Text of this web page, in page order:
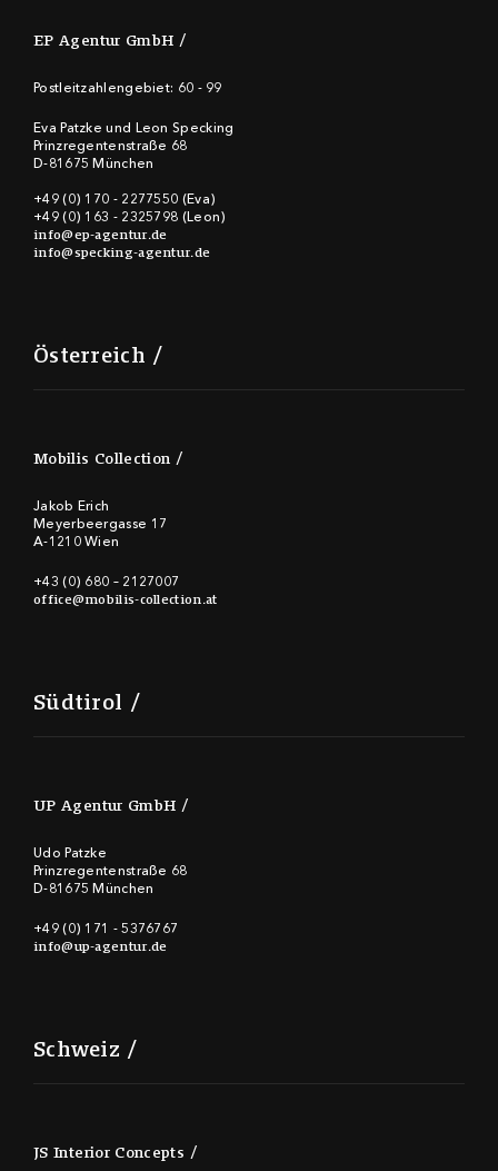
EP Agentur GmbH
Postleitzahlengebiet: 60 - 99
Eva Patzke und Leon Specking
Prinzregentenstraße 68
D-81675 München
+49 (0) 170 - 2277550 (Eva)
+49 (0) 163 - 2325798 (Leon)
info@ep-agentur.de
info@specking-agentur.de
Österreich
Mobilis Collection
Jakob Erich
Meyerbeergasse 17
A-1210 Wien
+43 (0) 680 – 2127007
office@mobilis-collection.at
Südtirol
UP Agentur GmbH
Udo Patzke
Prinzregentenstraße 68
D-81675 München
+49 (0) 171 - 5376767
info@up-agentur.de
Schweiz
JS Interior Concepts